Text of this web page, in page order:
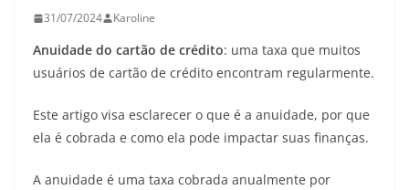
31/07/2024 Karoline
Anuidade do cartão de crédito: uma taxa que muitos
usuários de cartão de crédito encontram regularmente.
Este artigo visa esclarecer o que é a anuidade, por que
ela é cobrada e como ela pode impactar suas finanças.
A anuidade é uma taxa cobrada anualmente por